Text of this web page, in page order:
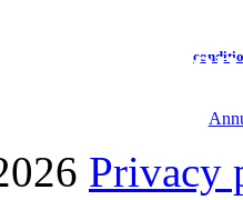
sont
Privacy